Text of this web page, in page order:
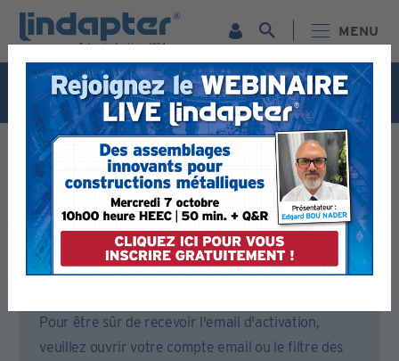
MENU
Webinaire live - 7 octobre. Pour plus d'informations et
pour vous inscrire gratuitement,cliquez ici
Formulaire d’inscription
Veuillez remplir toutes les sections de ce formulaire.
Vous recevrez alors un email pour activer votre compte.
Pour être sûr de recevoir l'email d'activation,
veuillez ouvrir votre compte email ou le filtre des